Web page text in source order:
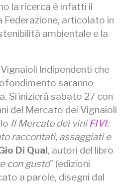
la ricerca è infatti il
articolato in
ambientale e la
Indipendenti che
saranno
Si inizierà sabato 27 con
del Mercato dei Vignaioli
Il Mercato dei viniFIVI:
raccontati, assaggiati e
Di Qual, autori del libro
con gusto” (edizioni
a parole, disegni dal